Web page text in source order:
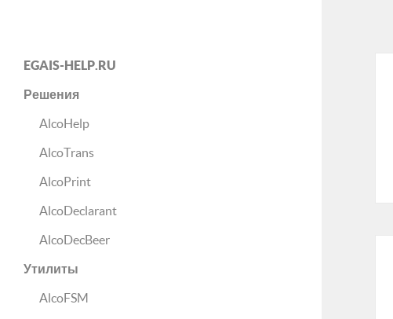
EGAIS-HELP.RU
Решения
AlcoHelp
AlcoTrans
AlcoPrint
AlcoDeclarant
AlcoDecBeer
Утилиты
AlcoFSM